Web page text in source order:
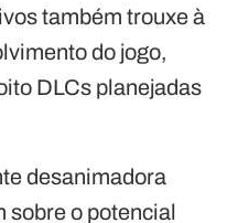
também trouxe à
do jogo,
DLCs planejadas
desanimadora
sobre o potencial